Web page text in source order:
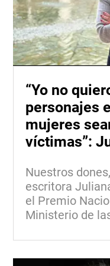
“Yo no
personajes
mujeres
víctimas”:
Nuestros
escritora
el Premio
Ministerio de